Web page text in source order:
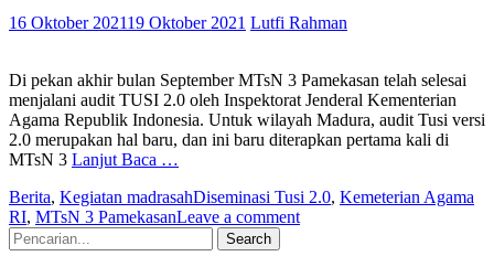
16 Oktober 202119 Oktober 2021 Lutfi Rahman
Di pekan akhir bulan September MTsN 3 Pamekasan telah selesai
menjalani audit TUSI 2.0 oleh Inspektorat Jenderal Kementerian
Agama Republik Indonesia. Untuk wilayah Madura, audit Tusi versi
2.0 merupakan hal baru, dan ini baru diterapkan pertama kali di
MTsN 3 Lanjut Baca …
Berita, Kegiatan madrasahDiseminasi Tusi 2.0, Kemeterian Agama
RI, MTsN 3 PamekasanLeave a comment
Search
for: